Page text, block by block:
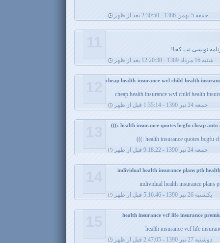
جمعه 5 بهمن 1386 - 2:30:50 بعد از ظهر
نویسی نت کجا!
شنبه 16 مرداد 1389 - 12:20:38 بعد از ظهر
cheap health insurance wvl child health
cheap health insurance wvl child health
جمعه 24 تیر 1390 - 1:35:14 قبل از ظهر
health insurance quotes bcgfu
جمعه 24 تیر 1390 - 9:18:22 قبل از ظهر
individual health insurance plans
يکشنبه 26 تیر 1390 - 5:16:46 قبل از ظهر
health insurance vcf life
دوشنبه 27 تیر 1390 - 2:47:05 قبل از ظهر